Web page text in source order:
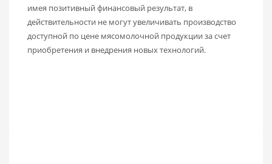
имея позитивный финансовый результат, в
действительности не могут увеличивать производство
доступной по цене мясомолочной продукции за счет
приобретения и внедрения новых технологий.